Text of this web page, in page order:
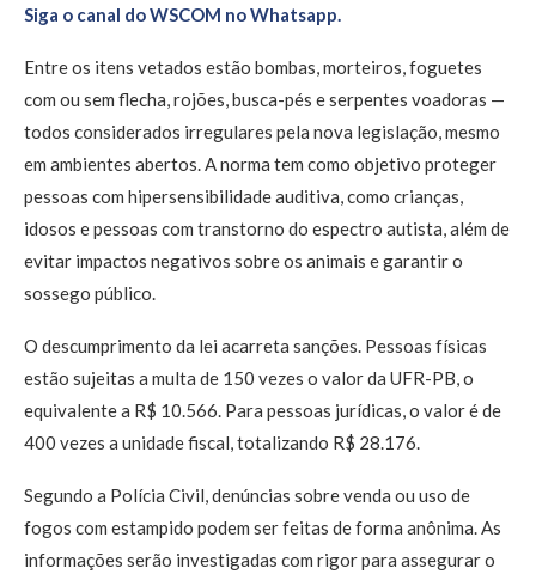
Siga o canal do WSCOM no Whatsapp.
Entre os itens vetados estão bombas, morteiros, foguetes
com ou sem flecha, rojões, busca-pés e serpentes voadoras —
todos considerados irregulares pela nova legislação, mesmo
em ambientes abertos. A norma tem como objetivo proteger
pessoas com hipersensibilidade auditiva, como crianças,
idosos e pessoas com transtorno do espectro autista, além de
evitar impactos negativos sobre os animais e garantir o
sossego público.
O descumprimento da lei acarreta sanções. Pessoas físicas
estão sujeitas a multa de 150 vezes o valor da UFR-PB, o
equivalente a R$ 10.566. Para pessoas jurídicas, o valor é de
400 vezes a unidade fiscal, totalizando R$ 28.176.
Segundo a Polícia Civil, denúncias sobre venda ou uso de
fogos com estampido podem ser feitas de forma anônima. As
informações serão investigadas com rigor para assegurar o